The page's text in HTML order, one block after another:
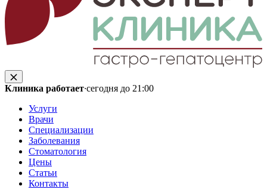
Клиника работает·сегодня до 21:00
Услуги
Врачи
Специализации
Заболевания
Стоматология
Цены
Статьи
Контакты